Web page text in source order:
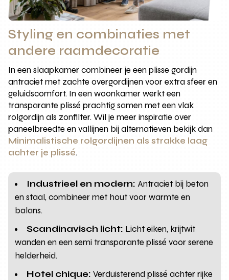
Styling en combinaties met
andere raamdecoratie
In een slaapkamer combineer je een plisse gordijn
antraciet met zachte overgordijnen voor extra sfeer en
geluidscomfort. In een woonkamer werkt een
transparante plissé prachtig samen met een vlak
rolgordijn als zonfilter. Wil je meer inspiratie over
paneelbreedte en vallijnen bij alternatieven bekijk dan
Minimalistische rolgordijnen als strakke laag
achter je plissé.
Industrieel en modern: Antraciet bij beton
en staal, combineer met hout voor warmte en
balans.
Scandinavisch licht: Licht eiken, krijtwit
wanden en een semi transparante plissé voor serene
helderheid.
Hotel chique: Verduisterend plissé achter rijke